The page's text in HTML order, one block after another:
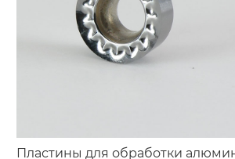
Пластины для обработки